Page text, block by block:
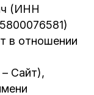
(ИНН
в отношении
Сайт),